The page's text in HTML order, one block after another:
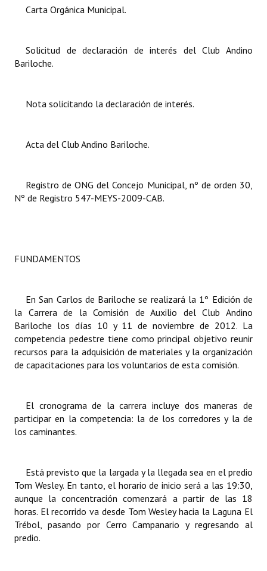
DOCUMENTOS
Proyectos Presentados
Actas de Sesión
Ejecución Presupuestaria
Declaraciones
Resoluciones
Resoluciones de Presidencia
Antiguos Pobladores
Noticias Destacadas
Datos Históricos
Premio al Mérito - Registro
Audiencias Públicas - Registro
Carta Orgánica Municipal.
Solicitud de declaración de interés del Club Andino
Bariloche.
Nota solicitando la declaración de interés.
Acta del Club Andino Bariloche.
Registro de ONG del Concejo Municipal, nº de orden 30,
Nº de Registro 547-MEYS-2009-CAB.
FUNDAMENTOS
En San Carlos de Bariloche se realizará la 1º Edición de
la Carrera de la Comisión de Auxilio del Club Andino
Bariloche los días 10 y 11 de noviembre de 2012. La
competencia pedestre tiene como principal objetivo reunir
recursos para la adquisición de materiales y la organización
de capacitaciones para los voluntarios de esta comisión.
El cronograma de la carrera incluye dos maneras de
participar en la competencia: la de los corredores y la de
los caminantes.
Está previsto que la largada y la llegada sea en el predio
Tom Wesley. En tanto, el horario de inicio será a las 19:30,
aunque la concentración comenzará a partir de las 18
horas. El recorrido va desde Tom Wesley hacia la Laguna El
Trébol, pasando por Cerro Campanario y regresando al
predio.